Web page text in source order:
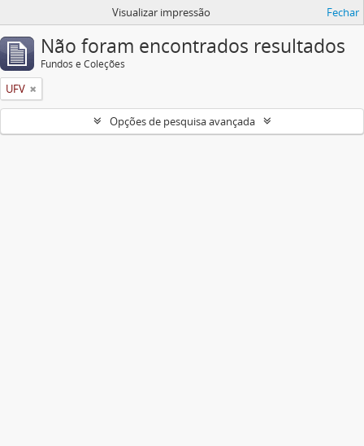
Visualizar impressão Fechar
Não foram encontrados resultados
Fundos e Coleções
UFV
Opções de pesquisa avançada